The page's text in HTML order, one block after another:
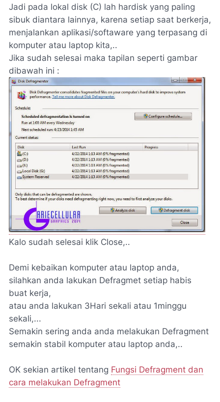
Jadi pada lokal disk (C) lah hardisk yang paling
sibuk diantara lainnya, karena setiap saat berkerja,
menjalankan aplikasi/softaware yang terpasang di
komputer atau laptop kita,..
Jika sudah selesai maka tapilan seperti gambar
dibawah ini :
Kalo sudah selesai klik Close,..
Demi kebaikan komputer atau laptop anda,
silahkan anda lakukan Defragmet setiap habis
buat kerja,
atau anda lakukan 3Hari sekali atau 1minggu
sekali,...
Semakin sering anda anda melakukan Defragment
semakin stabil komputer atau laptop anda,..
OK sekian artikel tentang Fungsi Defragment dan
cara melakukan Defragment